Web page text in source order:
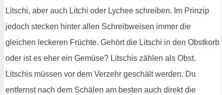
Litschi, aber auch Litchi oder Lychee schreiben. Im Prinzip
jedoch stecken hinter allen Schreibweisen immer die
gleichen leckeren Früchte. Gehört die Litschi in den Obstkorb
oder ist es eher ein Gemüse? Litschis zählen als Obst.
Litschis müssen vor dem Verzehr geschält werden. Du
entfernst nach dem Schälen am besten auch direkt die